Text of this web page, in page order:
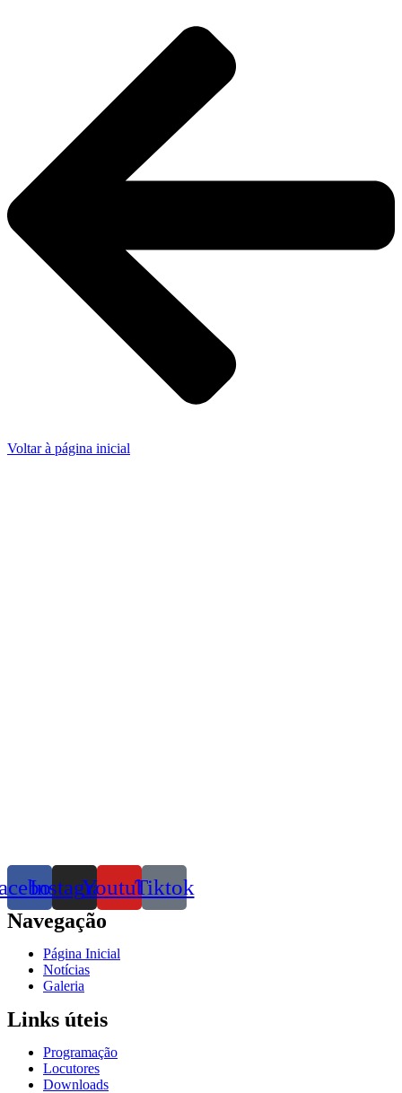
Voltar à página inicial
InstagramYoutubeTiktok
Navegação
Página Inicial
Notícias
Galeria
Links úteis
Programação
Locutores
Downloads